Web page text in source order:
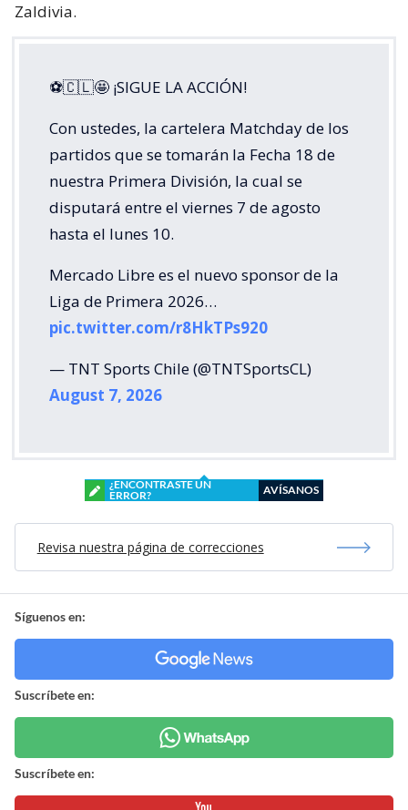
Zaldivia.
⚽🇨🇱🤩 ¡SIGUE LA ACCIÓN!
Con ustedes, la cartelera Matchday de los
partidos que se tomarán la Fecha 18 de
nuestra Primera División, la cual se
disputará entre el viernes 7 de agosto
hasta el lunes 10.
Mercado Libre es el nuevo sponsor de la
Liga de Primera 2026…
pic.twitter.com/r8HkTPs920
— TNT Sports Chile (@TNTSportsCL)
August 7, 2026
¿ENCONTRASTE UN
ERROR?
AVÍSANOS
Revisa nuestra página de correcciones
Síguenos en:
Suscríbete en:
Suscríbete en: